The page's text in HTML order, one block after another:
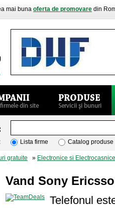
mai buna oferta de promovare din
Lista firme Catalog produse
gratuite » Electronice si Electrocasnice
Vand Sony
Telefonul